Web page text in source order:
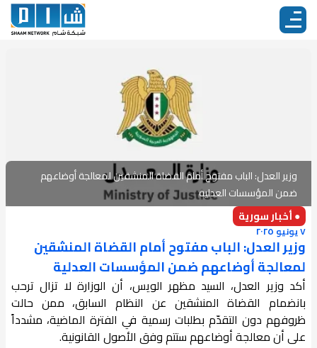
وزير العدل: الباب مفتوح أمام القضاة المنشقين لمعالجة أوضاعهم
ضمن المؤسسات العدلية
● أخبار سورية
٧ يونيو ٢٠٢٥
وزير العدل: الباب مفتوح أمام القضاة المنشقين
لمعالجة أوضاعهم ضمن المؤسسات العدلية
أكد وزير العدل، السيد مظهر الويس، أن الوزارة لا تزال ترحب
بانضمام القضاة المنشقين عن النظام السابق، ممن حالت
ظروفهم دون التقدّم بطلبات رسمية في الفترة الماضية، مشدداً
على أن معالجة أوضاعهم ستتم وفق الأصول القانونية.